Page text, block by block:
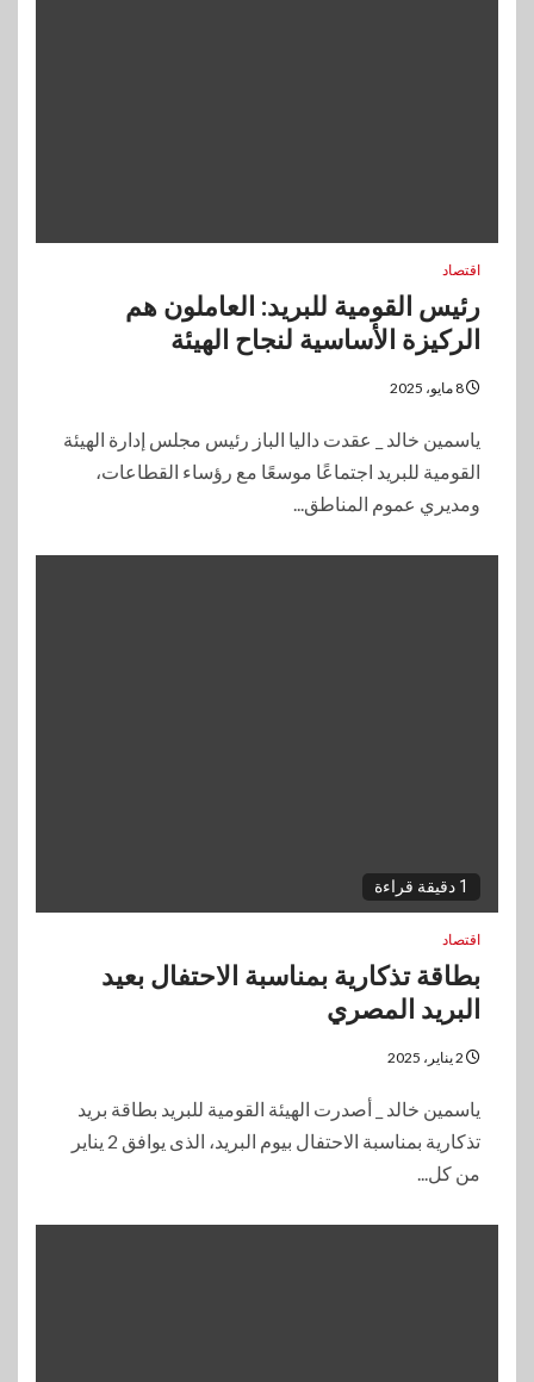
اقتصاد
رئيس القومية للبريد: العاملون هم
الركيزة الأساسية لنجاح الهيئة
ياسمين خالد _ عقدت داليا الباز رئيس مجلس إدارة الهيئة
القومية للبريد اجتماعًا موسعًا مع رؤساء القطاعات،
ومديري عموم المناطق...
1 دقيقة قراءة
اقتصاد
بطاقة تذكارية بمناسبة الاحتفال بعيد
البريد المصري
ياسمين خالد _ أصدرت الهيئة القومية للبريد بطاقة بريد
تذكارية بمناسبة الاحتفال بيوم البريد، الذى يوافق 2 يناير
من كل...